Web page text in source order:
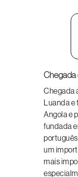
Chegada
Chegada
Luanda e
Angola e
fundada
um
mais